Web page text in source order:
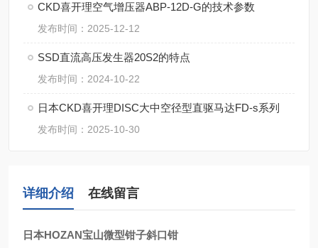
CKD喜开理空气增压器ABP-12D-G的技术参数
发布时间：2025-12-12
SSD直流高压发生器20S2的特点
发布时间：2024-10-22
日本CKD喜开理DISC大中空径型直驱马达FD-s系列
发布时间：2025-10-30
详细介绍 在线留言
日本HOZAN宝山微型钳子斜口钳